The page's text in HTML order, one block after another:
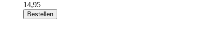
14,95
Bestellen